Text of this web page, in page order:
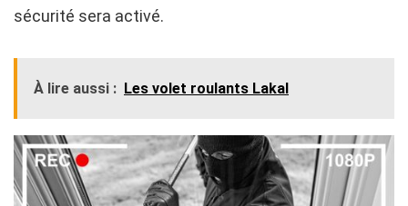
sécurité sera activé.
À lire aussi : Les volet roulants Lakal